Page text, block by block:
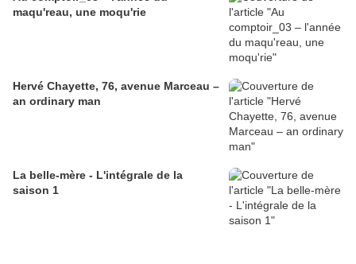
maqu'reau, une moqu'rie
Hervé Chayette, 76, avenue Marceau –
an ordinary man
La belle-mère - L'intégrale de la
saison 1